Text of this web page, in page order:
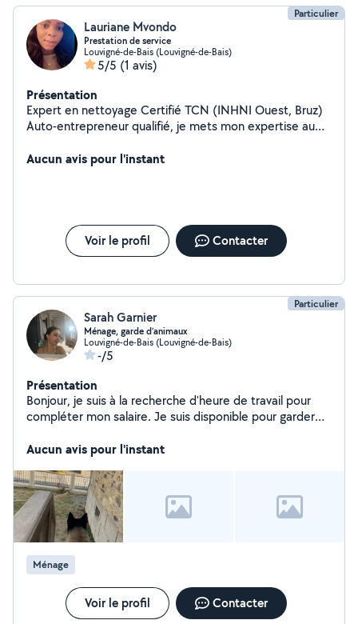
Particulier
Lauriane Mvondo
Prestation de service
Louvigné-de-Bais (Louvigné-de-Bais)
5/5 (1 avis)
Présentation
Expert en nettoyage Certifié TCN (INHNI Ouest, Bruz)
Auto-entrepreneur qualifié, je mets mon expertise au
prestations de nettoyage efficaces et soignées.
qualité, respect des normes d'hygiène et satisfaction
garantie. Contactez-moi pour un devis gratuit et
personnalisé.
Aucun avis pour l'instant
Voir le profil Contacter
Particulier
Sarah Garnier
Ménage, garde d’animaux
Louvigné-de-Bais (Louvigné-de-Bais)
-/5
Présentation
Bonjour, je suis à la recherche d'heure de travail pour
compléter mon salaire. Je suis disponible pour garder
courses ou même garde d'enfants à partir de 3 ans !
Aucun avis pour l'instant
Ménage
Voir le profil Contacter